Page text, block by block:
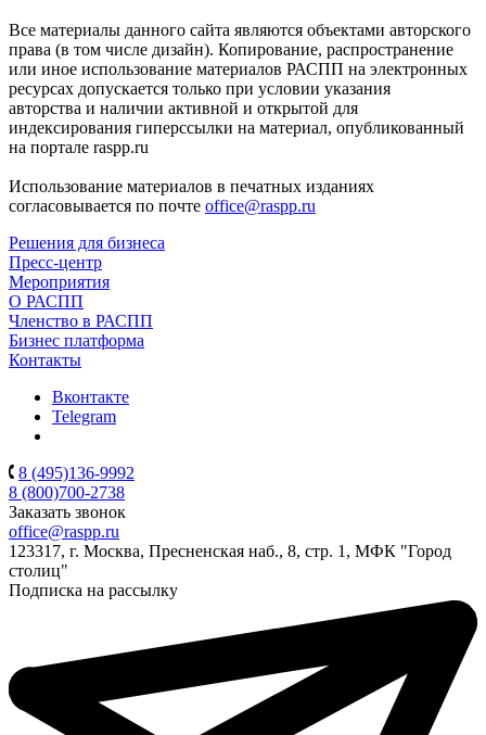
Все материалы данного сайта являются объектами авторского
права (в том числе дизайн). Копирование, распространение
или иное использование материалов РАСПП на электронных
ресурсах допускается только при условии указания
авторства и наличии активной и открытой для
индексирования гиперссылки на материал, опубликованный
на портале raspp.ru
Использование материалов в печатных изданиях
согласовывается по почте office@raspp.ru
Решения для бизнеса
Пресс-центр
Мероприятия
О РАСПП
Членство в РАСПП
Бизнес платформа
Контакты
Вконтакте
Telegram
8 (495)136-9992
8 (800)700-2738
Заказать звонок
office@raspp.ru
123317, г. Москва, Пресненская наб., 8, стр. 1, МФК "Город
столиц"
Подписка на рассылку